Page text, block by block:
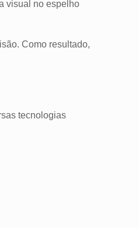
visual no espelho
Como resultado,
tecnologias